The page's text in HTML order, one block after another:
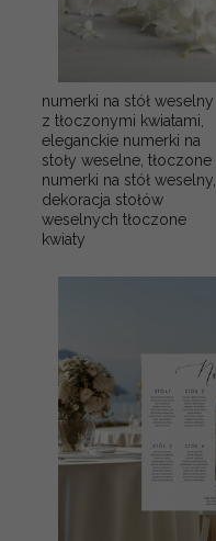
numerki na stół weselny
z tłoczonymi kwiatami,
eleganckie numerki na
stoły weselne, tłoczone
numerki na stół weselny,
dekoracja stołów
weselnych tłoczone
kwiaty